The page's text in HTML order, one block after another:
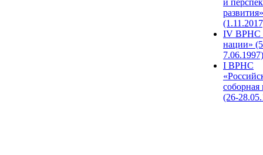
и
развития»
IV ВРНС
нации»
7.06.1997)
I ВРНС
(26-